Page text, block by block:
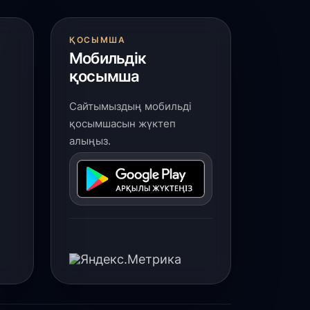
шілде, 2026
ауданында талантты
көп»
2026
трамвайлар Павлодар
«Әділетті болашақ»
таныстырады
15,9 млн тонна жемшөп
облысы 2026 жылдың І
126,3 пайыздық
қорытындылап, республикада
ҚОСЫМША
Мобильдік
қосымша
Сайтымыздың мобильді
қосымшасын жүктеп
алыңыз.